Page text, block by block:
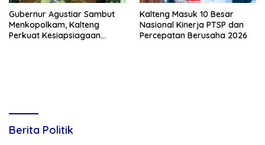
Gubernur Agustiar Sambut
Menkopolkam, Kalteng
Perkuat Kesiapsiagaan
Kalteng Masuk 10 Besar
Nasional Kinerja PTSP dan
Percepatan Berusaha 2026
Berita Politik